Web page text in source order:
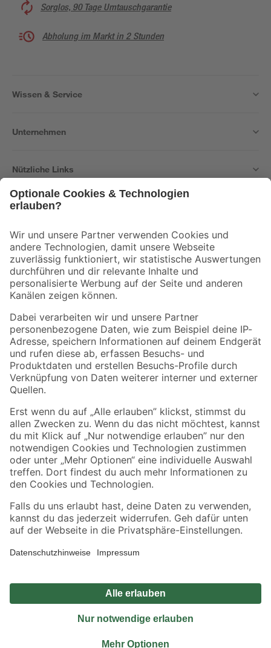
Sorglos, 90 Tage Umtauschgarantie
Abholung im Markt in 2 Stunden
Wissen & Service
Unternehmen
Nützliche Links
Der toom Newsletter: Keine Angebote und Aktionen mehr verpassen!
Zur Newsletter Anmeldung
Folge uns
Zahlungsarten Versandarten
Sicher einkaufen
Jetzt die toom-App herunterladen
Alle Preisangaben in EUR inkl. gesetzl. MwSt.. Die dargestellten Angebote sind unter
Umständen nicht in allen Märkten verfügbar. Die angegebenen Verfügbarkeiten beziehen
Produkte nur solange der Vorrat reicht.
*Paketversand ab 59 € versandkostenfrei, gilt nicht für Artikel mit Speditionsversand, hier
Privatsphäre Impressum
Nutzungsbedingungen
Widerrufsrecht
Vertrag widerrufen
© 2026 toom Baumarkt GmbH